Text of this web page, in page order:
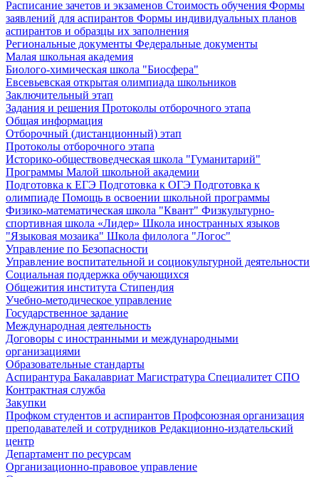
Расписание зачетов и экзаменов Стоимость обучения Формы
заявлений для аспирантов Формы индивидуальных планов
аспирантов и образцы их заполнения
Региональные документы Федеральные документы
Малая школьная академия
Биолого-химическая школа "Биосфера"
Евсевьевская открытая олимпиада школьников
Заключительный этап
Задания и решения Протоколы отборочного этапа
Общая информация
Отборочный (дистанционный) этап
Протоколы отборочного этапа
Историко-обществоведческая школа "Гуманитарий"
Программы Малой школьной академии
Подготовка к ЕГЭ Подготовка к ОГЭ Подготовка к
олимпиаде Помощь в освоении школьной программы
Физико-математическая школа "Квант" Физкультурно-
спортивная школа «Лидер» Школа иностранных языков
"Языковая мозаика" Школа филолога "Логос"
Управление по Безопасности
Управление воспитательной и социокультурной деятельности
Социальная поддержка обучающихся
Общежития института Стипендия
Учебно-методическое управление
Государственное задание
Международная деятельность
Договоры с иностранными и международными
организациями
Образовательные стандарты
Аспирантура Бакалавриат Магистратура Специалитет СПО
Контрактная служба
Закупки
Профком студентов и аспирантов Профсоюзная организация
преподавателей и сотрудников Редакционно-издательский
центр
Департамент по ресурсам
Организационно-правовое управление